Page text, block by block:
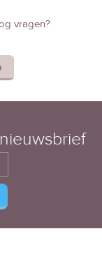
vragen?